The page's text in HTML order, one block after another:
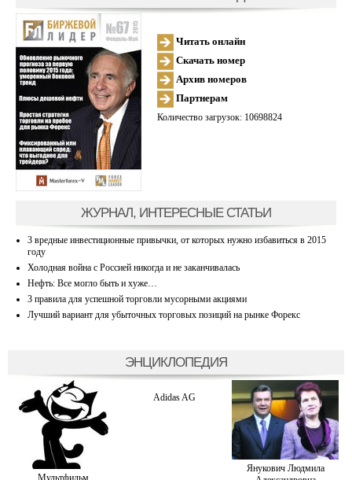
Читать онлайн
Скачать номер
Архив номеров
Партнерам
Количество загрузок: 10698824
ЖУРНАЛ, ИНТЕРЕСНЫЕ СТАТЬИ
3 вредные инвестиционные привычки, от которых нужно избавиться в 2015
году
Холодная война с Россией никогда и не заканчивалась
Нефть: Все могло быть и хуже…
3 правила для успешной торговли мусорными акциями
Лучший вариант для убыточных торговых позиций на рынке Форекс
ЭНЦИКЛОПЕДИЯ
Мультфильм
Adidas AG
Янукович Людмила